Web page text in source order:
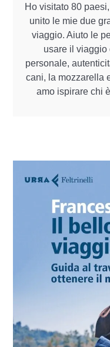
Ho visitato 80
unito le mie due
viaggio. Aiuto le
usare il viaggio
personale,
cani, la mozzarella
amo ispirare chi